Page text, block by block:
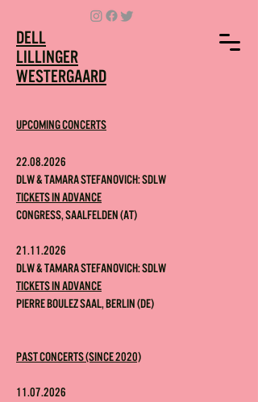
DELL
LILLINGER
WESTERGAARD
Upcoming concerts
22.08.2026
DLW&Tamara Stefanovich: SDLW
Tickets in advance
Congress, Saalfelden (AT)
21.11.2026
DLW&Tamara Stefanovich: SDLW
Tickets in advance
Pierre Boulez Saal, Berlin (DE)
Pastconcerts(since 2020)
11.07.2026